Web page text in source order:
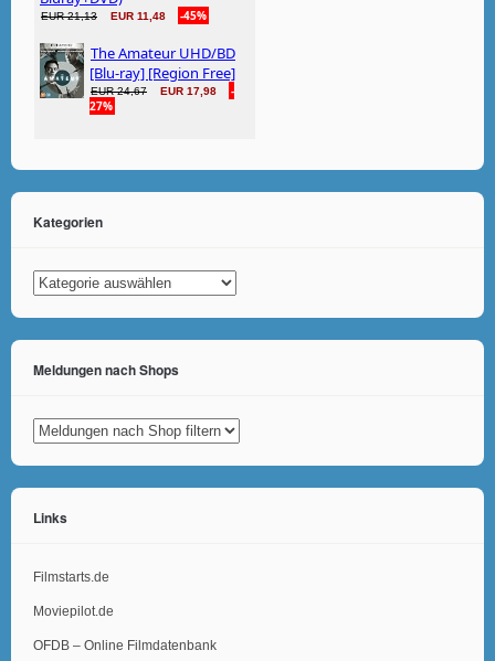
Kategorien
Kategorien
Meldungen nach Shops
Links
Filmstarts.de
Moviepilot.de
OFDB – Online Filmdatenbank